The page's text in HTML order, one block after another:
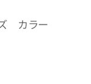
カラー